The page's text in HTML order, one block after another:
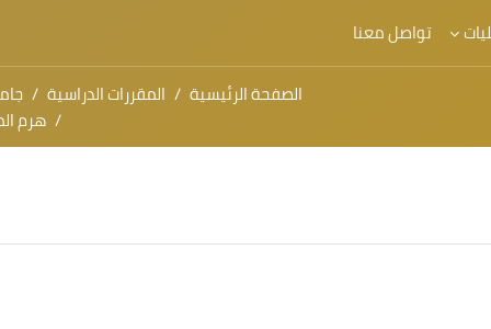
تواصل معنا
الصفحة الرئيسية
المقررات الدراسية
هرم